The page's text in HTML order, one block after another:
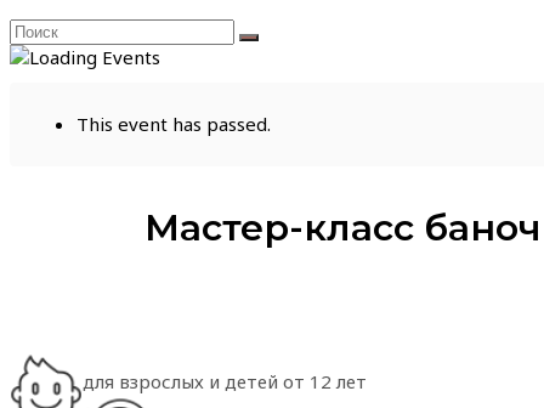
This event has passed.
Мастер-класс
для взрослых и детей от 12 лет